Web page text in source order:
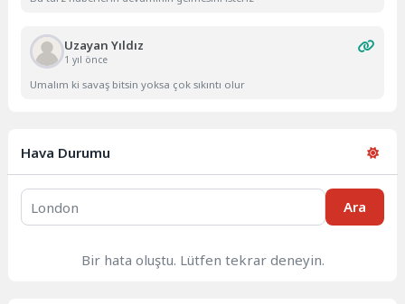
Uzayan Yıldız
1 yıl önce
Umalım ki savaş bitsin yoksa çok sıkıntı olur
Hava Durumu
Ara
Bir hata oluştu. Lütfen tekrar deneyin.